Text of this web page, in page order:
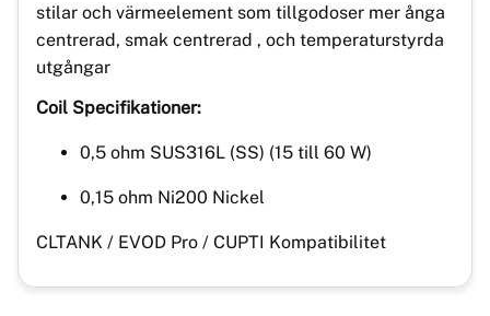
stilar och värmeelement som tillgodoser mer ånga
centrerad, smak centrerad , och temperaturstyrda
utgångar
Coil Specifikationer:
0,5 ohm SUS316L (SS) (15 till 60 W)
0,15 ohm Ni200 Nickel
CLTANK / EVOD Pro / CUPTI Kompatibilitet